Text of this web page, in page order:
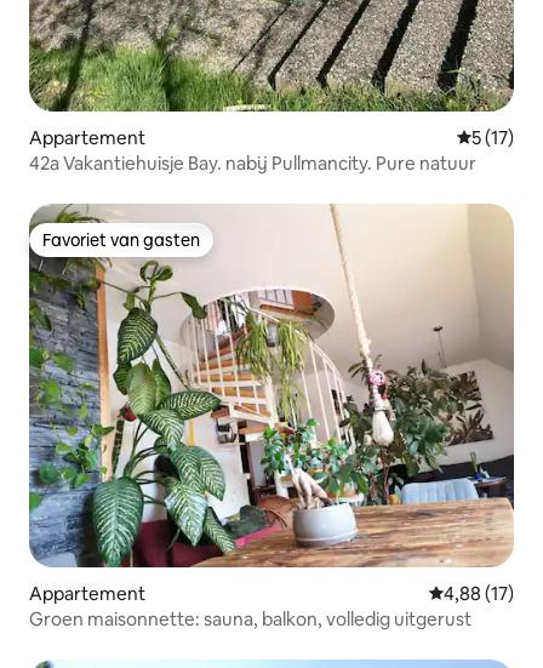
Appartement
5 (17)
42a Vakantiehuisje Bay. nabij Pullmancity. Pure natuur
Favoriet van gasten
Favoriet van gasten
Appartement Gemiddelde
4,88 (17)
Groen maisonnette: sauna, balkon, volledig uitgerust